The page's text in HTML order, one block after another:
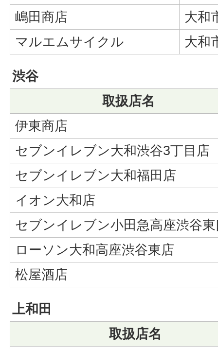
嶋田商店
大和
マルエムサイクル
大和
渋谷
取扱店名
伊東商店
セブンイレブン大和渋谷3丁目店
セブンイレブン大和福田店
イオン大和店
セブンイレブン小田急高座渋谷
ローソン大和高座渋谷東店
松屋酒店
上和田
取扱店名